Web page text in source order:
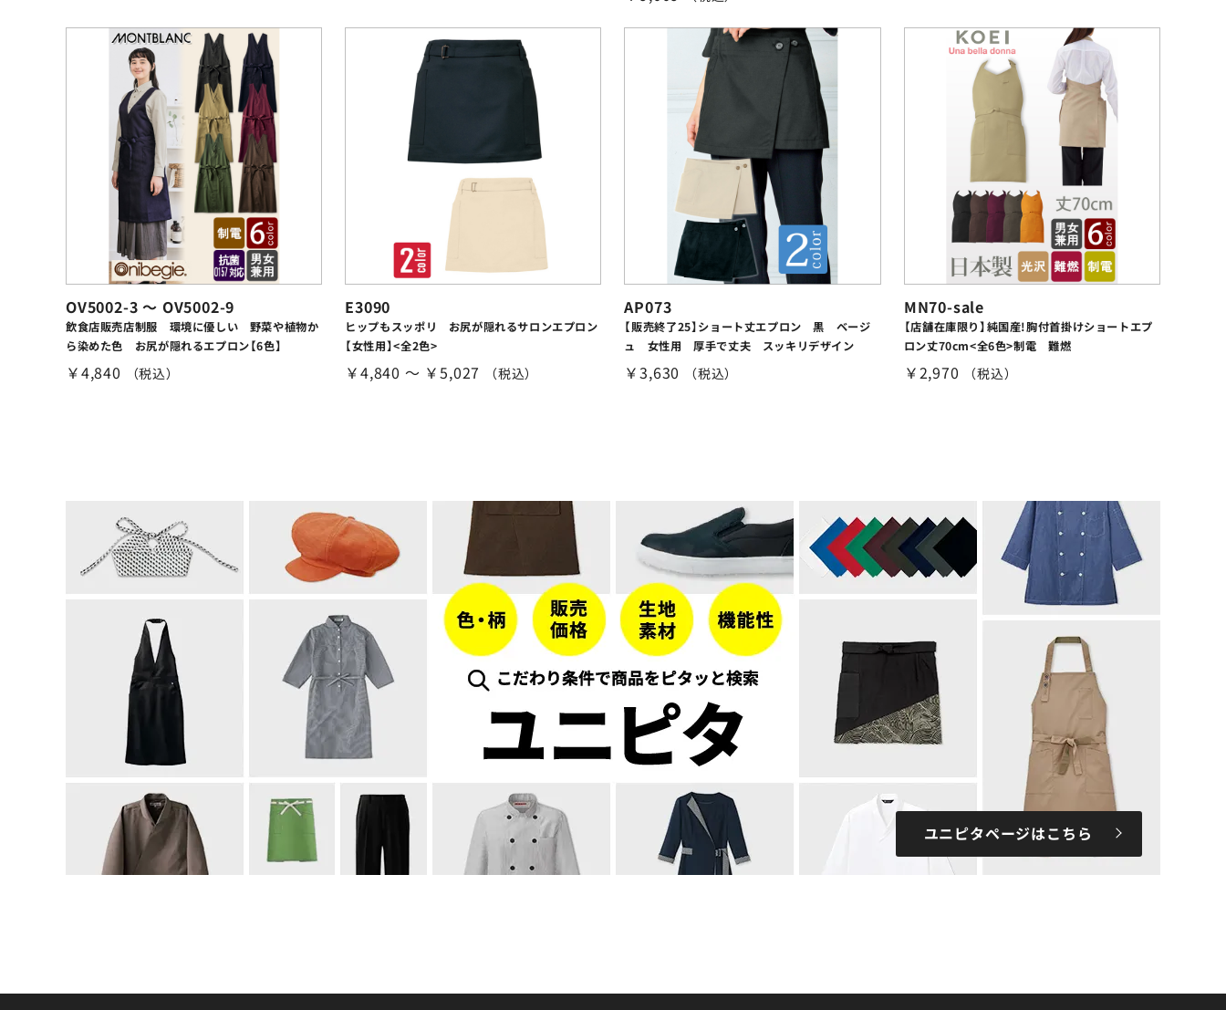
OV5002-3 ～ OV5002-9
飲食店販売店制服 環境に優しい 野菜や植物か
ら染めた色 お尻が隠れるエプロン【6色】
￥4,840 （税込）
E3090
ヒップもスッポリ お尻が隠れるサロンエプロン
【女性用】<全2色>
￥4,840 ～ ￥5,027 （税込）
AP073
【販売終了25】ショート丈エプロン 黒 ベージ
ュ 女性用 厚手で丈夫 スッキリデザイン
￥3,630 （税込）
MN70-sale
【店舗在庫限り】純国産!胸付首掛けショートエプ
ロン丈70cm<全6色>制電 難燃
￥2,970 （税込）
ユニピタページはこちら